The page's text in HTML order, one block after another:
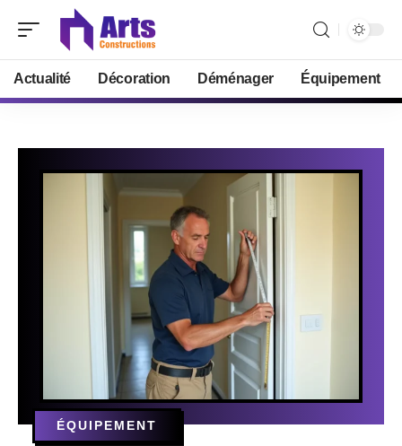
Actualité Décoration Déménager Équipement
ÉQUIPEMENT